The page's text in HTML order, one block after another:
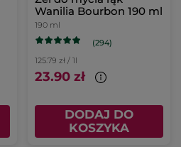
Wanilia Bourbon 190 ml
190 ml
(294)
125.79 zł / 1l
23.90 zł
DODAJ DO
KOSZYKA